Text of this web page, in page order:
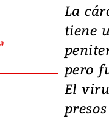
La
tiene
pero
El